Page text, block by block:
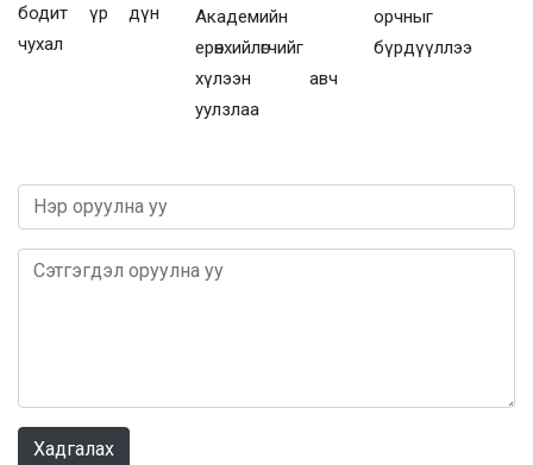
бодит үр дүн
чухал
Академийн
ерөнхийлөгчийг
хүлээн авч
уулзлаа
орчныг
бүрдүүллээ
Хадгалах